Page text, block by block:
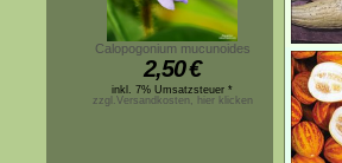
Calopogonium mucunoides
2,50€
inkl. 7% Umsatzsteuer *
zzgl.Versandkosten, hier klicken